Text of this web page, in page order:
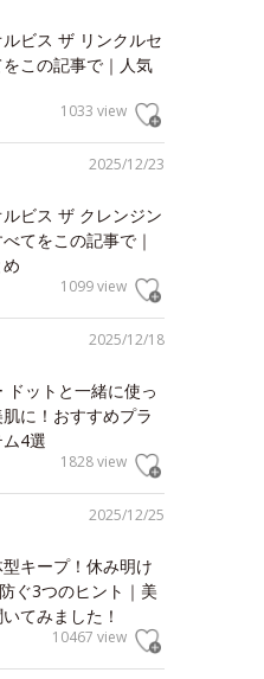
ルビス ザ リンクルセ
この記事で｜人気
1033 view
2025/12/23
ルビス ザ クレンジン
てをこの記事で｜
1099 view
2025/12/18
ドットと一緒に使っ
に！おすすめプラ
4選
1828 view
2025/12/25
キープ！休み明け
ぐ3つのヒント｜美
てみました！
10467 view